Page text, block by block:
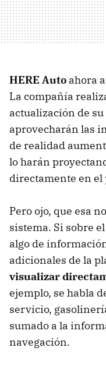
HERE Auto ahora
La compañía
actualización de
aprovecharán las
de realidad
lo harán
directamente en el
Pero ojo, que esa
sistema. Si sobre
algo de
adicionales de la
visualizar
ejemplo, se habla
servicio,
sumado a la
navegación.